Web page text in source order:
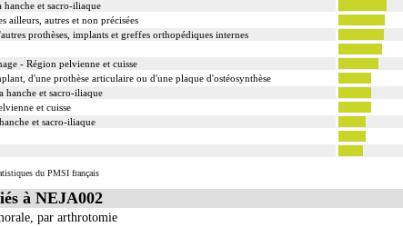
d'une fracture inclut la contention par confection d'un appareillage rigide externe.
de fracture, avec gypsotomie de réaxation
le nettoyage de l'articulation traitée.
le nettoyage de l'articulation traitée.
éventuelle.
et sacro-iliaque
ailleurs, autres et non précisées
prothèses, implants et greffes orthopédiques internes
- Région pelvienne et cuisse
d'une prothèse articulaire ou d'une plaque d'ostéosynthèse
hanche et sacro-iliaque
et cuisse
et sacro-iliaque
du PMSI français
à NEJA002
par arthrotomie